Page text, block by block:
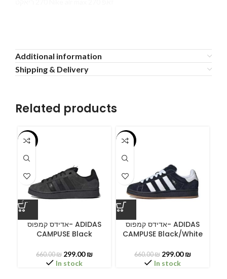
Additional information
Shipping & Delivery
Related products
-55%
אדידס קמפוס- ADIDAS
CAMPUSE Black
660.00₪ 299.00₪
In stock
-55%
אדידס קמפוס- ADIDAS
CAMPUSE Black/White
660.00₪ 299.00₪
In stock